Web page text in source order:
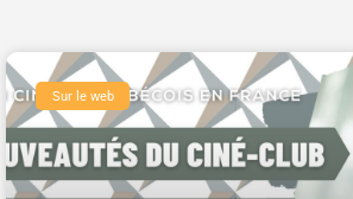
Sur le web